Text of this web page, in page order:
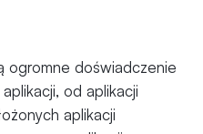
ogromne doświadczenie
od aplikacji
aplikacji